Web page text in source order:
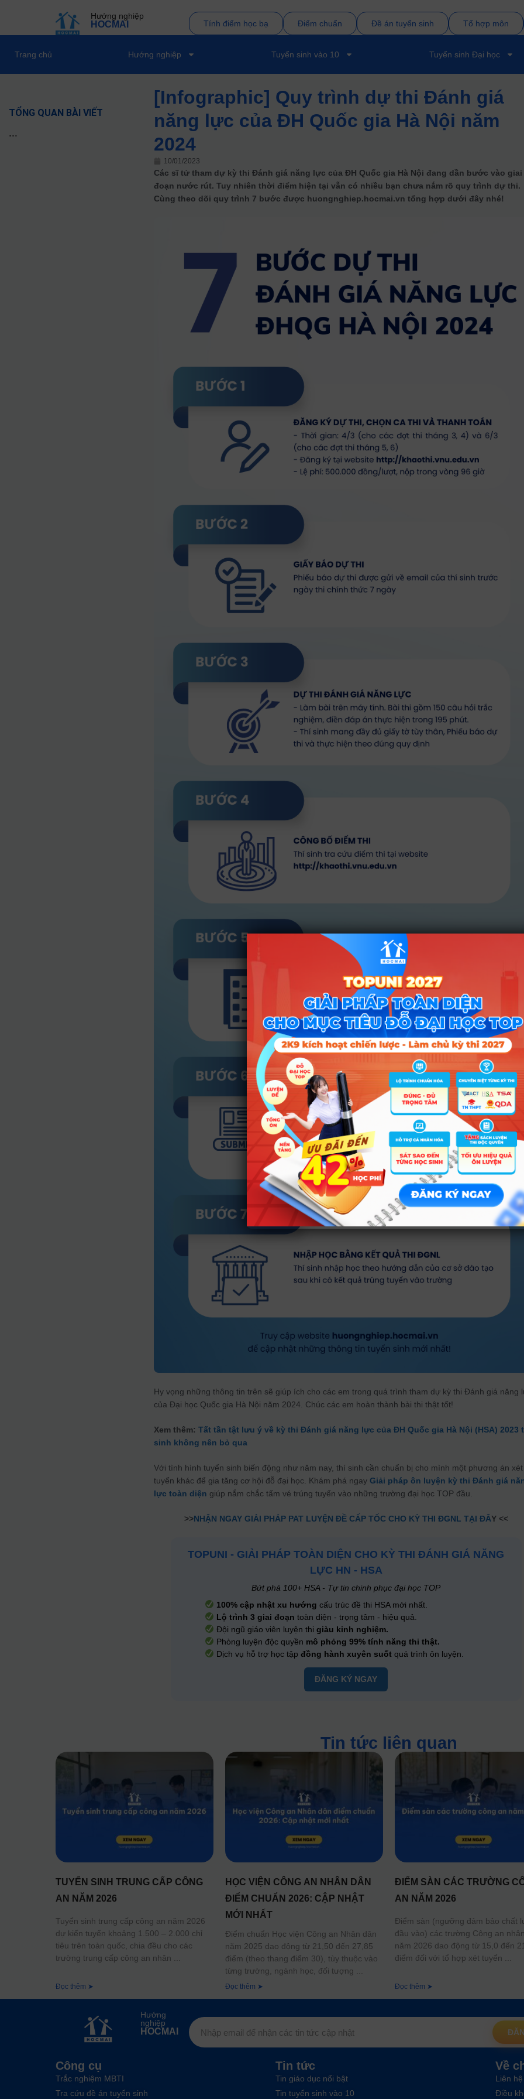
Hướng nghiệp
HOCMAI Tính điểm học bạ Điểm chuẩn Đề án tuyển sinh Tổ hợp môn
Trang chủ Hướng nghiệp Tuyển sinh vào 10 Tuyển sinh Đại học
TỔNG QUAN BÀI VIẾT
...
[Infographic] Quy trình dự thi Đánh giá
năng lực của ĐH Quốc gia Hà Nội năm
2024
10/01/2023
Các sĩ tử tham dự kỳ thi Đánh giá năng lực của ĐH Quốc gia Hà Nội đang dần bước vào giai
đoạn nước rút. Tuy nhiên thời điểm hiện tại vẫn có nhiều bạn chưa nắm rõ quy trình dự thi.
Cùng theo dõi quy trình 7 bước được huongnghiep.hocmai.vn tổng hợp dưới đây nhé!
Hy vọng những thông tin trên sẽ giúp ích cho các em trong quá trình tham dự kỳ thi Đánh giá năng
của Đại học Quốc gia Hà Nội năm 2024. Chúc các em hoàn thành bài thi thật tốt!
Xem thêm:Tất tần tật lưu ý về kỳ thi Đánh giá năng lực của ĐH Quốc gia Hà Nội (HSA) 2023
sinh không nên bỏ qua
Với tình hình tuyển sinh biến động như năm nay, thí sinh cần chuẩn bị cho mình một phương án xét
tuyển khác để gia tăng cơ hội đỗ đại học. Khám phá ngayGiải pháp ôn luyện kỳ thi Đánh giá
lực toàn diện giúp nắm chắc tấm vé trúng tuyển vào những trường đại học TOP đầu.
>>NHẬN NGAY GIẢI PHÁP PAT LUYỆN ĐỀ CẤP TỐC CHO KỲ THI ĐGNL TẠI ĐÂY <<
TOPUNI - GIẢI PHÁP TOÀN DIỆN CHO KỲ THI ĐÁNH GIÁ NĂNG
LỰC HN - HSA
Bứt phá 100+ HSA - Tự tin chinh phục đại học TOP
100% cập nhật xu hướng cấu trúc đề thi HSA mới nhất.
Lộ trình 3 giai đoạn toàn diện - trọng tâm - hiệu quả.
Đội ngũ giáo viên luyện thi giàu kinh nghiệm.
Phòng luyện độc quyền mô phỏng 99% tính năng thi thật.
Dịch vụ hỗ trợ học tập đồng hành xuyên suốtquá trình ôn luyện.
ĐĂNG KÝ NGAY
Tin tức liên quan
TUYỂN SINH TRUNG CẤP CÔNG
AN NĂM 2026
Tuyển sinh trung cấp công an năm 2026
dự kiến tuyển khoảng 1.500 – 2.000 chỉ
tiêu trên toàn quốc, chia đều cho các
trường trung cấp công an nhân
Đọc thêm ➤
HỌC VIỆN CÔNG AN NHÂN DÂN
ĐIỂM CHUẨN 2026: CẬP NHẬT
MỚI NHẤT
Điểm chuẩn Học viện Công an Nhân dân
năm 2025 dao động từ 21,50 đến 27,85
điểm (theo thang điểm 30), tùy thuộc vào
từng trường, ngành học, đối tượng
Đọc thêm ➤
ĐIỂM SÀN CÁC TRƯỜNG
AN NĂM 2026
Điểm sàn (ngưỡng đảm bảo chất
đầu vào) các trường Công an
năm 2026 dao động từ 15,0 đến
điểm đối với tổ hợp xét tuyển
Đọc thêm ➤
Hướng
nghiệp
HOCMAI
Công cụ
Trắc nghiệm MBTI
Tra cứu đề án tuyển sinh
Tin tức
Tin giáo dục nổi bật
Tin tuyển sinh vào 10
Về
Liên hệ
Điều